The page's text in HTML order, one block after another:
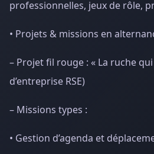
professionnelles, jeux de rôle,
• Projets & missions en
– Projet fil rouge : « La ruche
d’entreprise RSE)
– Missions types :
• Gestion d’agenda et